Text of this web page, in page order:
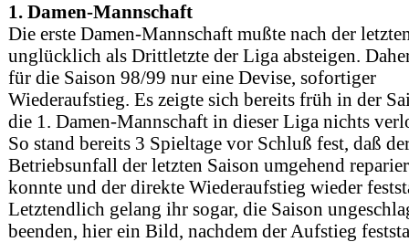
1. Damen-Mannschaft
Die erste Damen-Mannschaft mußte nach der
unglücklich als Drittletzte der Liga absteigen.
für die Saison 98/99 nur eine Devise, sofortiger
Wiederaufstieg. Es zeigte sich bereits früh in der
die 1. Damen-Mannschaft in dieser Liga nichts
So stand bereits 3 Spieltage vor Schluß fest, daß
Betriebsunfall der letzten Saison umgehend
konnte und der direkte Wiederaufstieg wieder
Letztendlich gelang ihr sogar, die Saison
beenden, hier ein Bild, nachdem der Aufstieg